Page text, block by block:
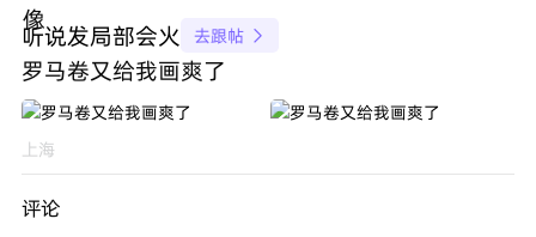
听说发局部会火 去跟帖 
罗马卷又给我画爽了
上海
评论